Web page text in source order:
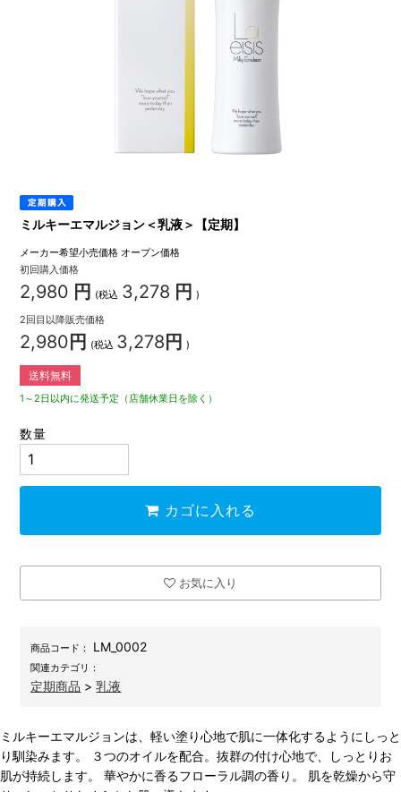
ミルキーエマルジョン＜乳液＞【定期】
メーカー希望小売価格 オープン価格
初回購入価格
2,980 円 (税込 3,278 円 )
2回目以降販売価格
2,980 円 (税込 3,278 円 )
送料無料
1～2日以内に発送予定（店舗休業日を除く）
数量
カゴに入れる
お気に入り
商品コード： LM_0002
関連カテゴリ：
定期商品 >乳液
ミルキーエマルジョンは、軽い塗り心地で肌に一体化するようにしっと
り馴染みます。 ３つのオイルを配合。抜群の付け心地で、しっとりお
肌が持続します。 華やかに香るフローラル調の香り。 肌を乾燥から守